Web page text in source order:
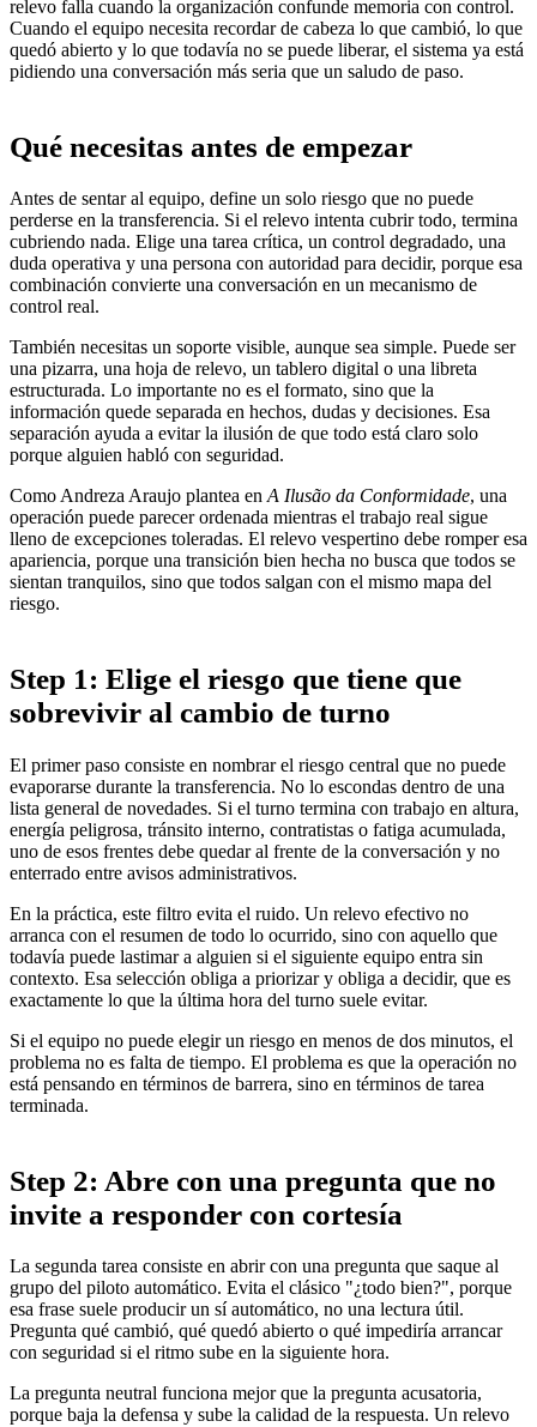
relevo falla cuando la organización confunde memoria con control.
Cuando el equipo necesita recordar de cabeza lo que cambió, lo que
quedó abierto y lo que todavía no se puede liberar, el sistema ya está
pidiendo una conversación más seria que un saludo de paso.
Qué necesitas antes de empezar
Antes de sentar al equipo, define un solo riesgo que no puede
perderse en la transferencia. Si el relevo intenta cubrir todo, termina
cubriendo nada. Elige una tarea crítica, un control degradado, una
duda operativa y una persona con autoridad para decidir, porque esa
combinación convierte una conversación en un mecanismo de
control real.
También necesitas un soporte visible, aunque sea simple. Puede ser
una pizarra, una hoja de relevo, un tablero digital o una libreta
estructurada. Lo importante no es el formato, sino que la
información quede separada en hechos, dudas y decisiones. Esa
separación ayuda a evitar la ilusión de que todo está claro solo
porque alguien habló con seguridad.
Como Andreza Araujo plantea en A Ilusão da Conformidade, una
operación puede parecer ordenada mientras el trabajo real sigue
lleno de excepciones toleradas. El relevo vespertino debe romper esa
apariencia, porque una transición bien hecha no busca que todos se
sientan tranquilos, sino que todos salgan con el mismo mapa del
riesgo.
Step 1: Elige el riesgo que tiene que
sobrevivir al cambio de turno
El primer paso consiste en nombrar el riesgo central que no puede
evaporarse durante la transferencia. No lo escondas dentro de una
lista general de novedades. Si el turno termina con trabajo en altura,
energía peligrosa, tránsito interno, contratistas o fatiga acumulada,
uno de esos frentes debe quedar al frente de la conversación y no
enterrado entre avisos administrativos.
En la práctica, este filtro evita el ruido. Un relevo efectivo no
arranca con el resumen de todo lo ocurrido, sino con aquello que
todavía puede lastimar a alguien si el siguiente equipo entra sin
contexto. Esa selección obliga a priorizar y obliga a decidir, que es
exactamente lo que la última hora del turno suele evitar.
Si el equipo no puede elegir un riesgo en menos de dos minutos, el
problema no es falta de tiempo. El problema es que la operación no
está pensando en términos de barrera, sino en términos de tarea
terminada.
Step 2: Abre con una pregunta que no
invite a responder con cortesía
La segunda tarea consiste en abrir con una pregunta que saque al
grupo del piloto automático. Evita el clásico "¿todo bien?", porque
esa frase suele producir un sí automático, no una lectura útil.
Pregunta qué cambió, qué quedó abierto o qué impediría arrancar
con seguridad si el ritmo sube en la siguiente hora.
La pregunta neutral funciona mejor que la pregunta acusatoria,
porque baja la defensa y sube la calidad de la respuesta. Un relevo